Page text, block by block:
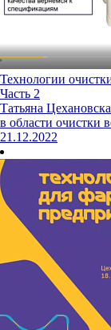
Технологии
Часть 2
Татьяна
в области очистки
21.12.2022